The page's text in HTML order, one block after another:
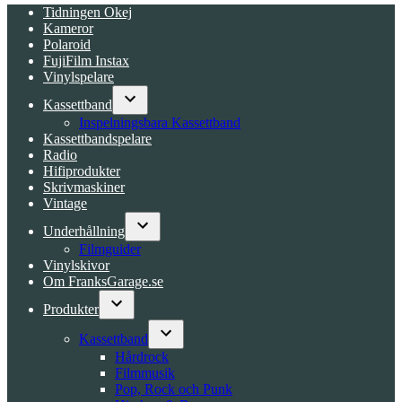
Tidningen Okej
Kameror
Polaroid
FujiFilm Instax
Vinylspelare
Kassettband
Open
dropdown
menu
Inspelningsbara Kassettband
Kassettbandspelare
Radio
Hifiprodukter
Skrivmaskiner
Vintage
Underhållning
Open
Filmguider
Vinylskivor
Om FranksGarage.se
Produkter
Open
dropdown
menu
Kassettband
Open
dropdown
menu
Hårdrock
Filmmusik
Pop, Rock och Punk